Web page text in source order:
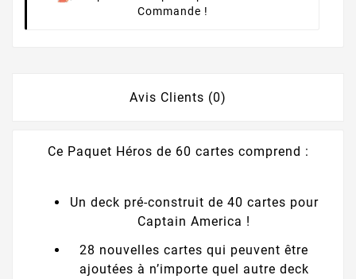
Commande !
Avis Clients (0)
Ce Paquet Héros de 60 cartes comprend :
Un deck pré-construit de 40 cartes pour
Captain America !
28 nouvelles cartes qui peuvent être
ajoutées à n’importe quel autre deck